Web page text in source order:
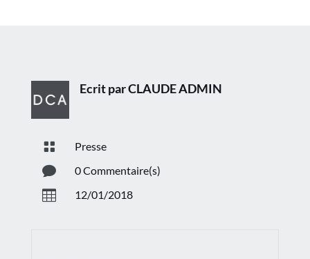
Ecrit par CLAUDE ADMIN
 Presse
 0 Commentaire(s)
 12/01/2018